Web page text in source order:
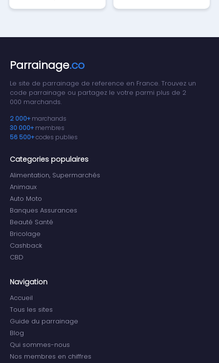
Parrainage.co
Le site de parrainage de reference en France. Trouvez un
code parrainage ou partagez le votre parmi plus de 2
000 marchands.
2 000+ marchands
30 000+ membres
56 500+codes publies
Categories populaires
Alimentation, Supermarchés
Animaux
Auto Moto
Banques Assurances
Beauté Santé
Bricolage
Cashback
CBD
Navigation
Accueil
Tous les sites
Guide du parrainage
Blog
Qui sommes-nous
Nos membres en chiffres